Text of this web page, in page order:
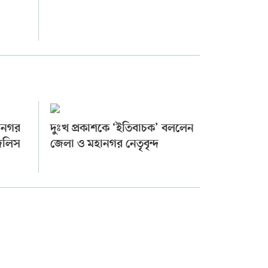
দুঃখ প্রকাশকে ‘ইতিবাচক’ বললেন
জেলা ও মহানগর নেতৃবৃন্দ